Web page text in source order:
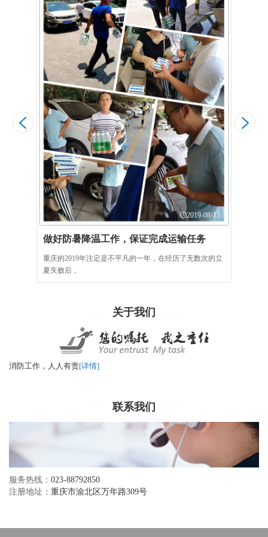
2019-08-13
做好防暑降温工作，保证完成运输任务
重庆的2019年注定是不平凡的一年，在经历了无数次的立
夏失败后，
关于我们
消防工作，人人有责[详情]
联系我们
服务热线： 023-88792850
注册地址： 重庆市渝北区万年路309号